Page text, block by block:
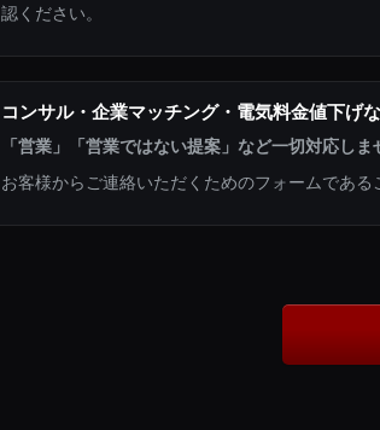
認ください。
コンサル・企業マッチング・電気料金値下げ
「営業」「営業ではない提案」など一切対応しま
お客様からご連絡いただくためのフォームである